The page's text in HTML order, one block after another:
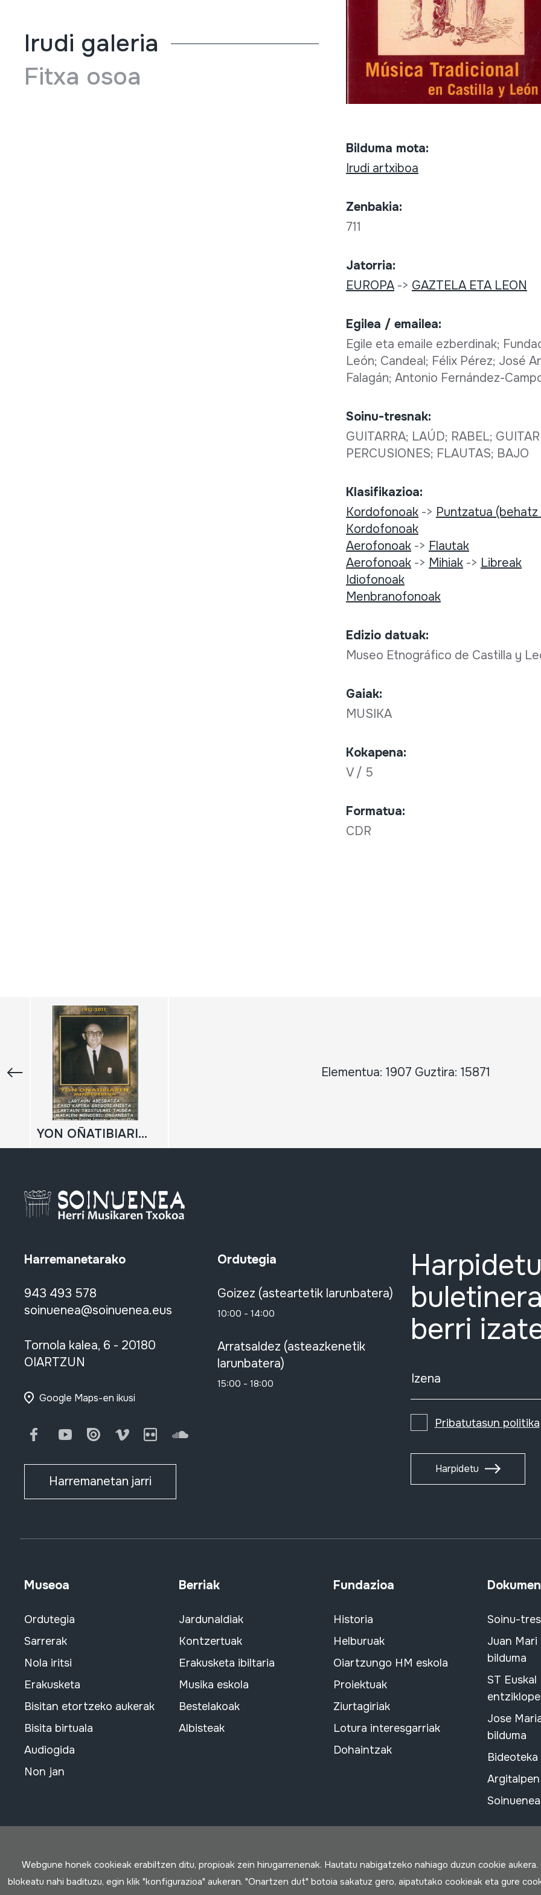
Irudi galeria
Fitxa osoa
Bilduma mota:
Irudi artxiboa
Zenbakia:
711
Jatorria:
EUROPA-> GAZTELA ETA LEON
Egilea / emailea:
Egile eta emaile ezberdinak;
León; Candeal; Félix Pérez; José
Falagán; Antonio Fernández-
Soinu-tresnak:
GUITARRA; LAÚD; RABEL;
PERCUSIONES; FLAUTAS; BAJO
Klasifikazioa:
Kordofonoak-> Puntzatua
Kordofonoak
Aerofonoak-> Flautak
Aerofonoak-> Mihiak-> Libreak
Idiofonoak
Menbranofonoak
Edizio datuak:
Museo Etnográfico de Castilla y
Gaiak:
MUSIKA
Kokapena:
V / 5
Formatua:
CDR
Elementua: 1907 Guztira: 15871
YON OÑATIBIARIAREN MENDEURRENA; 1911-2011
Harremanetarako
943 493 578
soinuenea@soinuenea.eus
Tornola kalea, 6 - 20180
OIARTZUN
Google Maps-en ikusi
FacebookYoutubeIssuu Vimeo FlickrSoundCloud
Harremanetan jarri
Ordutegia
Goizez (asteartetik larunbatera)
10:00 - 14:00
Arratsaldez (asteazkenetik
larunbatera)
15:00 - 18:00
berri
Izena
Pribatutasun politika
Harpidetu
Museoa
Ordutegia
Sarrerak
Nola iritsi
Erakusketa
Bisitan etortzeko aukerak
Bisita birtuala
Audiogida
Non jan
Berriak
Jardunaldiak
Kontzertuak
Erakusketa ibiltaria
Musika eskola
Bestelakoak
Albisteak
Fundazioa
Historia
Helburuak
Oiartzungo HM eskola
Proiektuak
Ziurtagiriak
Lotura interesgarriak
Dohaintzak
Soinu-
Juan
bilduma
ST
Jose
bilduma
Bideoteka
Webgune honek cookieak erabiltzen ditu, propioak zein hirugarrenenak. Hautatu nabigatzeko nahiago duzun cookie
blokeatu nahi badituzu, egin klik "konfigurazioa" aukeran. "Onartzen dut" botoia sakatuz gero, aipatutako cookieak eta gure